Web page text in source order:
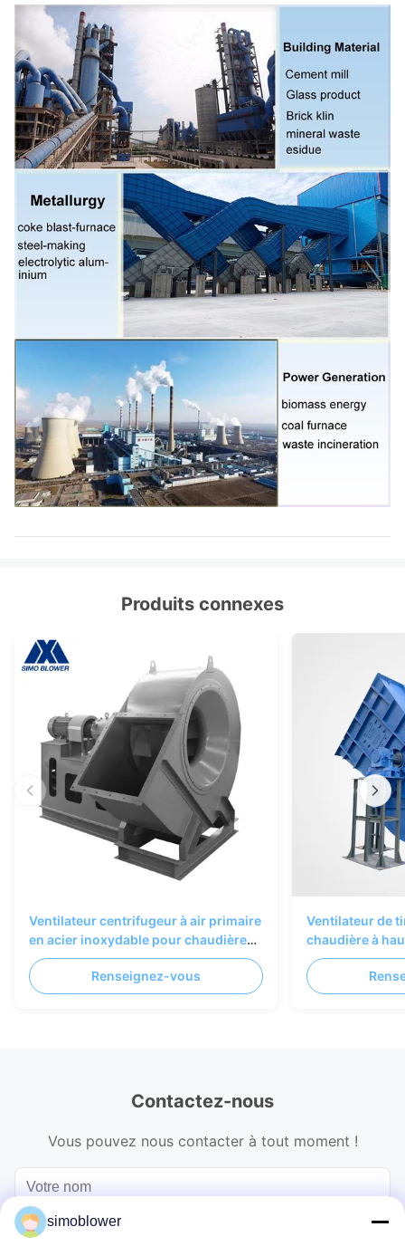
Fan centrifuge
Facultatif
composants
compensateur de canalisation de silencieux,
d'admission et de débouché,
Bride d'admission et de débouché,
amortisseur, déclencheur électrique, isolant de
choc, accouplement de diaphragme,
accouplement liquide, couverture de pluie de
moteur, capteur de température, capteur
vibrant, démarreur mou, inverseur, moteur
électrique spécial, système de lubrification
d'instrument de contrôle du système, réservoir
aérien etc. de lubrifiant.
Produits connexes
Ventilateur centrifugeur à air primaire
en acier inoxydable pour chaudières
industrielles
Renseignez-vous
Ventilateur de
chaudière à
rendement
conception
Contactez-nous
Vous pouvez nous contacter à tout moment !
simoblower